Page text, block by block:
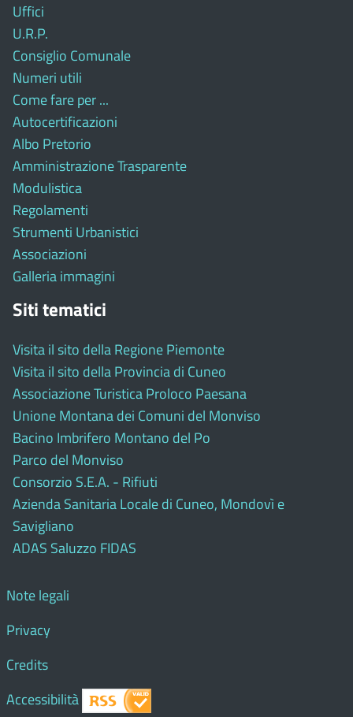
Uffici
U.R.P.
Consiglio Comunale
Numeri utili
Come fare per ...
Autocertificazioni
Albo Pretorio
Amministrazione Trasparente
Modulistica
Regolamenti
Strumenti Urbanistici
Associazioni
Galleria immagini
Siti tematici
Visita il sito della Regione Piemonte
Visita il sito della Provincia di Cuneo
Associazione Turistica Proloco Paesana
Unione Montana dei Comuni del Monviso
Bacino Imbrifero Montano del Po
Parco del Monviso
Consorzio S.E.A. - Rifiuti
Azienda Sanitaria Locale di Cuneo, Mondovì e
Savigliano
ADAS Saluzzo FIDAS
Note legali
Privacy
Credits
Accessibilità